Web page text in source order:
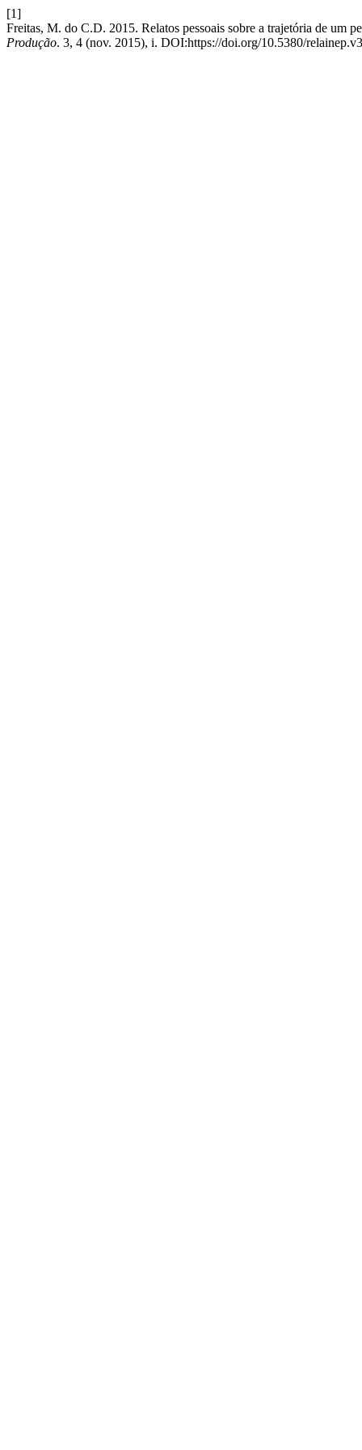
[1]
Freitas, M. do C.D. 2015. Relatos pessoais sobre a trajetória de um
Produção. 3, 4 (nov. 2015), i. DOI:https://doi.org/10.5380/